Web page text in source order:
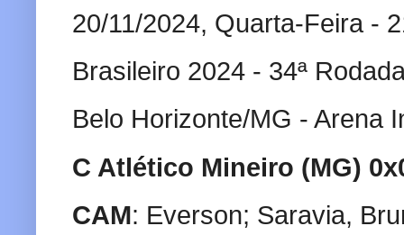
20/11/2024, Quarta-Feira -
Brasileiro 2024 - 34ª
Belo Horizonte/MG - Arena
C Atlético Mineiro (MG)
CAM: Everson; Saravia,